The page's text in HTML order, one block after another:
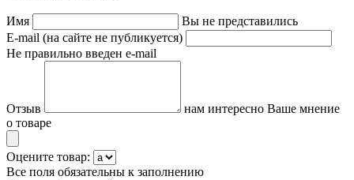
Имя
Вы не представились
E-mail (на сайте не публикуется)
Не правильно введен e-mail
Отзыв
нам интересно Ваше мнение
о товаре
Оцените товар:
Все поля обязательны к заполнению